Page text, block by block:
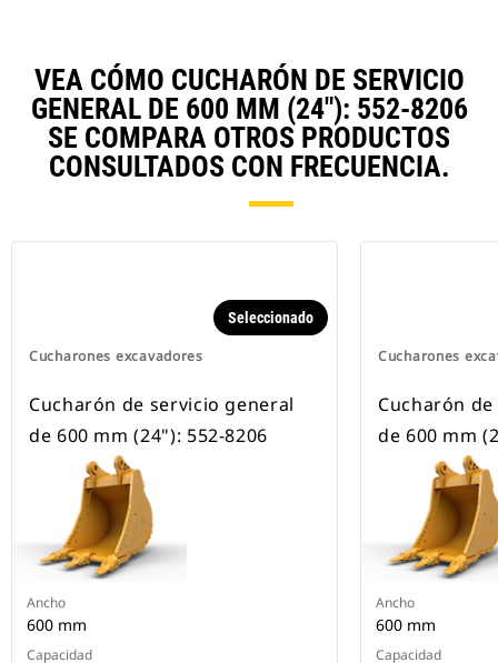
CW disponibles para todas las
excavadoras de ruedas y cadenas.
VEA CÓMO CUCHARÓN DE SERVICIO
GENERAL DE 600 MM (24"): 552-8206
SE COMPARA OTROS PRODUCTOS
CONSULTADOS CON FRECUENCIA.
Cucharones excavadores
Seleccionado
Cucharón de servicio general
de 600 mm (24"): 552-8206
Ancho
600 mm
Capacidad
Cucharones
Cucharón
de 600 mm
Ancho
600 mm
Capacidad